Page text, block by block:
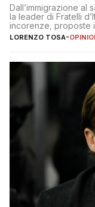
Dall’immigrazione al
la leader di Fratelli
incorenze, proposte
nessuno – a destra
LORENZO TOSA-